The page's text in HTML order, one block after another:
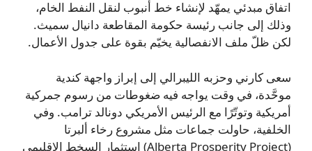
اتفاق مبدئي يمهّد لإنشاء خط أنبوب لنقل النفط الخام،
وذلك إلى جانب رئيسة حكومة المقاطعة دانيال سميث.
لكن ظلّ ملف الانفصالية يخيّم بقوة على جدول الأعمال.
سعى كارني وحزبه الليبرالي إلى إبراز واجهة كندية
موحَّدة، في وقت يواجه فيه ضغوطات من رسوم جمركية
أمريكية وتوتّرًا مع الرئيس الأمريكي دونالد ترامب. وفي
الخلفية، حاولت جماعات مثل مشروع رخاء ألبرتا
(Alberta Prosperity Project) استثمار السخط الإقليمي